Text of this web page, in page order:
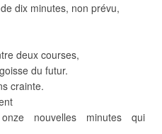
dix minutes, non prévu,
deux courses,
du futur.
crainte.
nouvelles minutes qui